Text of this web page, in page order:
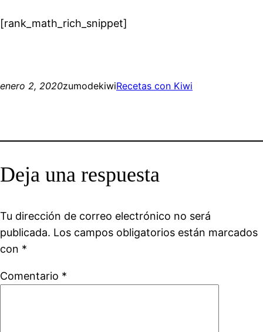
[rank_math_rich_snippet]
enero 2, 2020zumodekiwiRecetas con Kiwi
Deja una respuesta
Tu dirección de correo electrónico no será
publicada. Los campos obligatorios están marcados
con *
Comentario *